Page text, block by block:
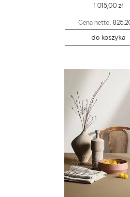
1 015,00 zł
Cena netto:
do koszyka